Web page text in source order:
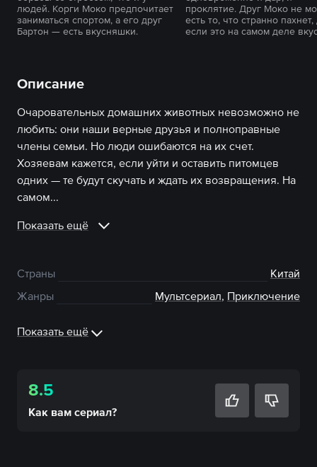
людей. Корги Моко предпочитает
заниматься спортом, а его друг
Бартон — есть вкусняшки.
проклятие. Друг Моко не
есть то, что странно
если это на самом деле
Описание
Очаровательных домашних животных невозможно не
любить: они наши верные друзья и полноправные
члены семьи. Но люди ошибаются на их счет.
Хозяевам кажется, если уйти и оставить питомцев
одних — те будут скучать и ждать их возвращения. На
самом...
Показать ещё
Страны
Китай
Жанры
Мультсериал, Приключение
Показать ещё
8.5
Как вам сериал?